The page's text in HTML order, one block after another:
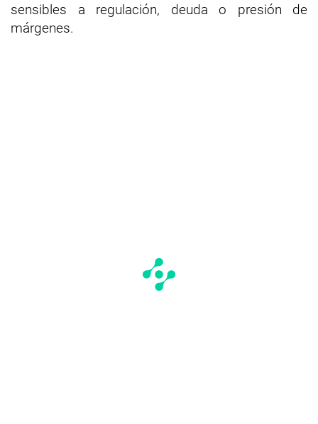
sensibles a regulación, deuda o presión de
márgenes.